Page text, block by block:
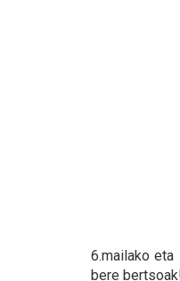
6.mailako
bere